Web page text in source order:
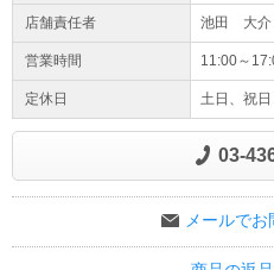
ご注文の際にご利用案内を必ず
ます。ご確認されずにご注文され
望されるケースがございますが、
配送先誤入力時の出荷完了後の対
ご注文時にご入力された配送先と
にも、出荷完了後の配送先変更や
様負担といたします。
ご注文時の配送先誤入力につきまし
店舗責任者 池田 大介
営業時間 11:00～
定休日 土日、祝日
03-
メールで